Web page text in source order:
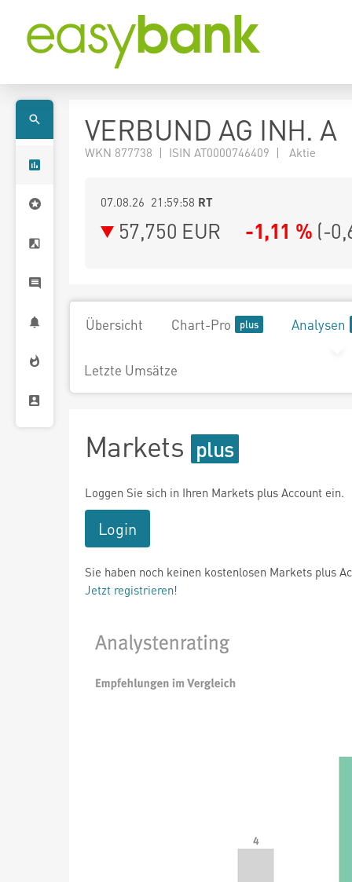
VERBUND AG INH. A
WKN 877738 | ISIN AT0000746409 | Aktie
07.08.26 21:59:58 RT
57,750 EUR -1,11 % (-
Übersicht Chart-Pro Analysen
Letzte Umsätze
Markets
Loggen Sie sich in Ihren Markets plus Account ein.
Login
Sie haben noch keinen kostenlosen Markets plus
Jetzt registrieren!